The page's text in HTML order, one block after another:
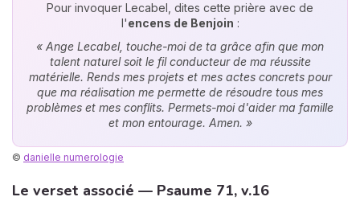
Pour invoquer Lecabel, dites cette prière avec de
l'encens de Benjoin :
« Ange Lecabel, touche-moi de ta grâce afin que mon
talent naturel soit le fil conducteur de ma réussite
matérielle. Rends mes projets et mes actes concrets pour
que ma réalisation me permette de résoudre tous mes
problèmes et mes conflits. Permets-moi d'aider ma famille
et mon entourage. Amen. »
© danielle numerologie
Le verset associé — Psaume 71, v.16